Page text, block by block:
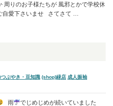
周りのお子様たちが 風邪とかで学校休
自愛下さいませ さてさて …
ぶやき・豆知識 (shop)緑店 成人振袖
雨
でじめじめが続いていました